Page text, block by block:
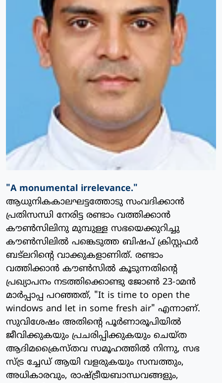
"A monumental irrelevance."
ആധുനികകാലഘട്ടത്തോടു സംവദിക്കാന്‍
പ്രതിസന്ധി നേരിട്ട രണ്ടാം വത്തിക്കാന്‍
കൗണ്‍സിലിനു മുമ്പുള്ള സഭയെക്കുറിച്ചു
കൗണ്‍സിലില്‍ പങ്കെടുത്ത ബിഷപ് ക്രിസ്റ്റഫര്‍
ബട്‌ലറിന്റെ വാക്കുകളാണിത്. രണ്ടാം
വത്തിക്കാന്‍ കൗണ്‍സില്‍ കൂടുന്നതിന്റെ
പ്രഖ്യാപനം നടത്തിക്കൊണ്ടു ജോണ്‍ 23-ാമന്‍
മാര്‍പ്പാപ്പ പറഞ്ഞത്, "It is time to open the
windows and let in some fresh air" എന്നാണ്.
സുവിശേഷം അതിന്റെ പൂര്‍ണാരൂപിയില്‍
ജീവിക്കുകയും പ്രചരിപ്പിക്കുകയും ചെയ്ത
ആദിമക്രൈസ്തവ സമൂഹത്തില്‍ നിന്നു, സഭ
സ്ട്ര ച്ചേഡ് ആയി വളരുകയും സമ്പത്തും,
അധികാരവും, രാഷ്ട്രീയബാന്ധവങ്ങളും,